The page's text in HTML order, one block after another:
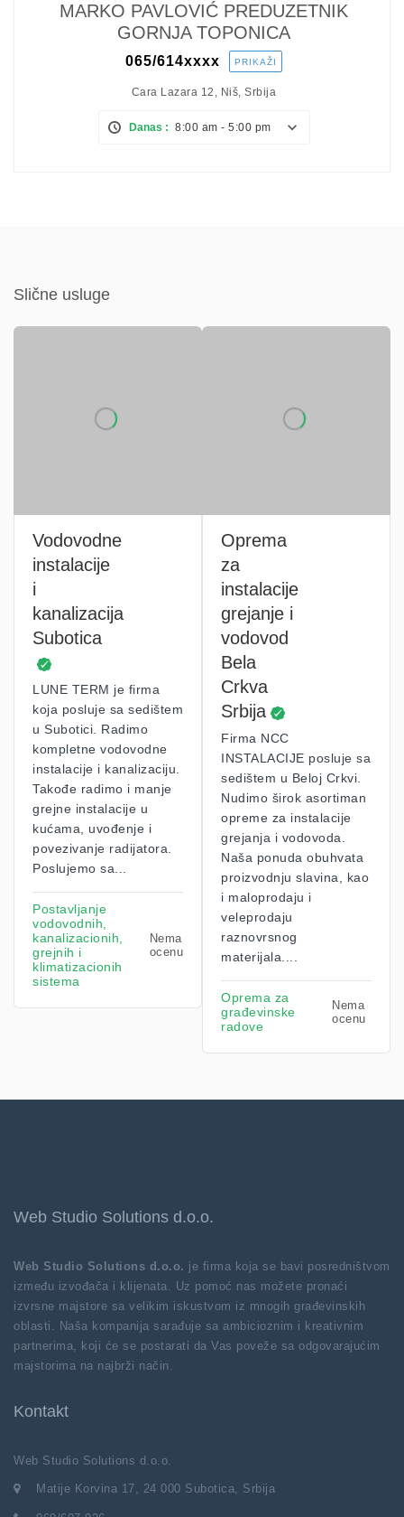
MARKO PAVLOVIĆ PREDUZETNIK
GORNJA TOPONICA
065/614xxxx PRIKAŽI
Cara Lazara 12, Niš, Srbija
Danas : 8:00 am - 5:00 pm
Slične usluge
Vodovodne
instalacije
i
kanalizacija
Subotica
LUNE TERM je firma
koja posluje sa sedištem
u Subotici. Radimo
kompletne vodovodne
instalacije i kanalizaciju.
Takođe radimo i manje
grejne instalacije u
kućama, uvođenje i
povezivanje radijatora.
Poslujemo sa...
Postavljanje
vodovodnih,
kanalizacionih,
grejnih i
klimatizacionih
sistema
Nema
ocenu
Oprema
za
instalacije
grejanje i
vodovod
Bela
Crkva
Srbija
Firma NCC
INSTALACIJE posluje sa
sedištem u Beloj Crkvi.
Nudimo širok asortiman
opreme za instalacije
grejanja i vodovoda.
Naša ponuda obuhvata
proizvodnju slavina, kao
i maloprodaju i
veleprodaju
raznovrsnog
materijala....
Oprema za
građevinske
radove
Nema
ocenu
Web Studio Solutions d.o.o.
Web Studio Solutions d.o.o. je firma koja se bavi posredništvom
između izvođača i klijenata. Uz pomoć nas možete pronaći
izvrsne majstore sa velikim iskustvom iz mnogih građevinskih
oblasti. Naša kompanija sarađuje sa ambicioznim i kreativnim
partnerima, koji će se postarati da Vas poveže sa odgovarajućim
majstorima na najbrži način.
Kontakt
Web Studio Solutions d.o.o.
Matije Korvina 17, 24 000 Subotica, Srbija